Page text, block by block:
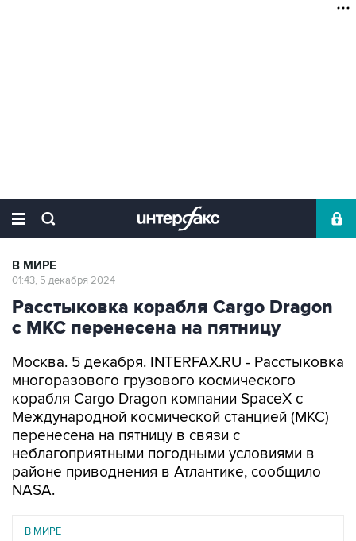
В МИРЕ
01:43, 5 декабря 2024
Расстыковка корабля Cargo Dragon
с МКС перенесена на пятницу
Москва. 5 декабря. INTERFAX.RU - Расстыковка
многоразового грузового космического
корабля Cargo Dragon компании SpaceX с
Международной космической станцией (МКС)
перенесена на пятницу в связи с
неблагоприятными погодными условиями в
районе приводнения в Атлантике, сообщило
NASA.
В МИРЕ